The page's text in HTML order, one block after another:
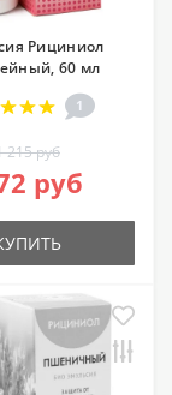
Рициниол
60 мл
1
215 руб
руб